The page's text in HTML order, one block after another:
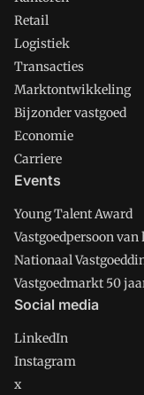
Retail
Logistiek
Transacties
Marktontwikkeling
Bijzonder vastgoed
Economie
Carriere
Events
Young Talent Award
Vastgoedpersoon van
Nationaal
Vastgoedmarkt 50
Social media
LinkedIn
Instagram
x